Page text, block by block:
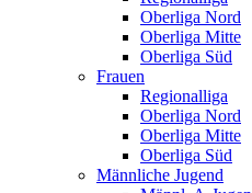
Oberliga Nord
Oberliga Mitte
Oberliga Süd
Frauen
Regionalliga
Oberliga Nord
Oberliga Mitte
Oberliga Süd
Männliche Jugend